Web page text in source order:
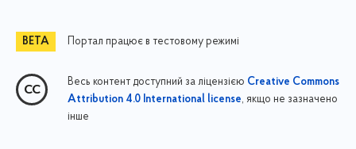
Портал працює в тестовому режимі
Весь контент доступний за ліцензією Creative Commons
Attribution 4.0 International license, якщо не зазначено
інше